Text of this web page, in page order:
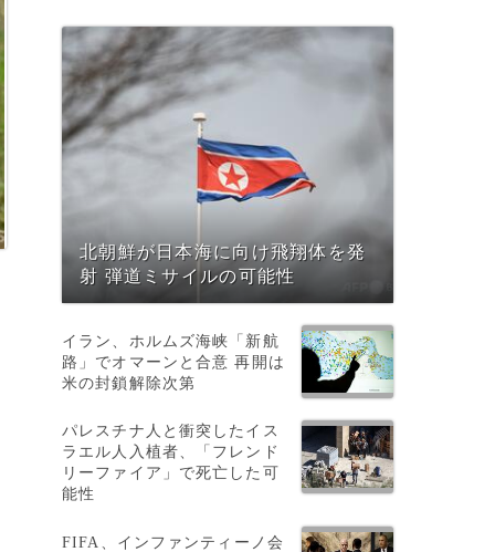
北朝鮮が日本海に向け飛翔体を発
射 弾道ミサイルの可能性
イラン、ホルムズ海峡「新航
路」でオマーンと合意 再開は
米の封鎖解除次第
パレスチナ人と衝突したイス
ラエル人入植者、「フレンド
リーファイア」で死亡した可
能性
FIFA、インファンティーノ会